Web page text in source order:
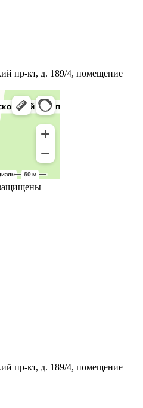
пр-кт, д. 189/4, помещение
пр-кт, д. 189/4, помещение